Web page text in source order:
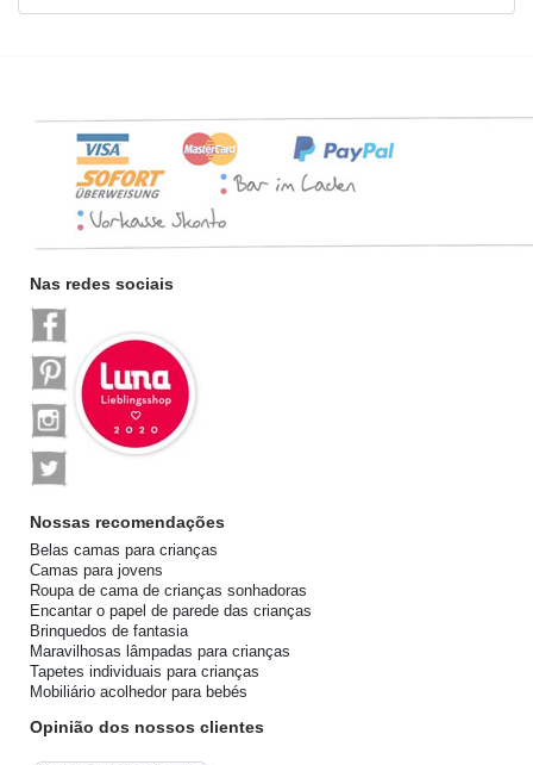
Nas redes sociais
Nossas recomendações
Belas camas para crianças
Camas para jovens
Roupa de cama de crianças sonhadoras
Encantar o papel de parede das crianças
Brinquedos de fantasia
Maravilhosas lâmpadas para crianças
Tapetes individuais para crianças
Mobiliário acolhedor para bebés
Opinião dos nossos clientes